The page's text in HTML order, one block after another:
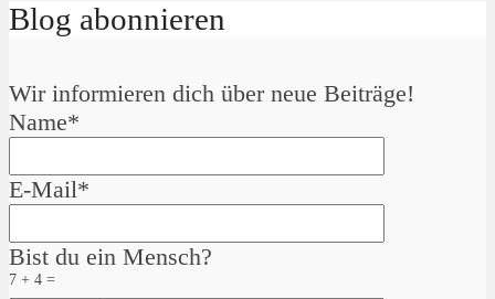
Blog abonnieren
Wir informieren dich über neue Beiträge!
Name*
E-Mail*
Bist du ein Mensch?
7 + 4 =